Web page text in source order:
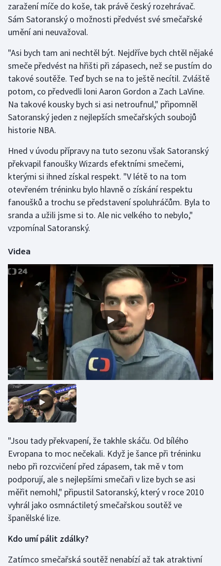
Golf
Gymnastika
Házená
Jezdectví
Judo
Krasobruslení
Lezení
Lyže a snowboard
Moderní pětiboj
Motorsport
Olympijské hry
Parasport
Plavání
Plážový volejbal
Ragby
Rychlobruslení
Rychlostní kanoistika
Short track
Sportovní střelba
Stolní tenis
Triatlon
Veslování
Vodní slalom
Volejbal
zaražení míče do koše, tak právě český rozehrávač.
Sám Satoranský o možnosti předvést své smečařské
umění ani neuvažoval.
"Asi bych tam ani nechtěl být. Nejdříve bych chtěl nějaké
smeče předvést na hřišti při zápasech, než se pustím do
takové soutěže. Teď bych se na to ještě necítil. Zvláště
potom, co předvedli loni Aaron Gordon a Zach LaVine.
Na takové kousky bych si asi netroufnul," připomněl
Satoranský jeden z nejlepších smečařských soubojů
historie NBA.
Hned v úvodu přípravy na tuto sezonu však Satoranský
překvapil fanoušky Wizards efektními smečemi,
kterými si ihned získal respekt. "V létě to na tom
otevřeném tréninku bylo hlavně o získání respektu
fanoušků a trochu se představení spoluhráčům. Byla to
sranda a užili jsme si to. Ale nic velkého to nebylo,"
vzpomínal Satoranský.
Videa
"Jsou tady překvapení, že takhle skáču. Od bílého
Evropana to moc nečekali. Když je šance při tréninku
nebo při rozcvičení před zápasem, tak mě v tom
podporují, ale s nejlepšími smečaři v lize bych se asi
měřit nemohl," připustil Satoranský, který v roce 2010
vyhrál jako osmnáctiletý smečařskou soutěž ve
španělské lize.
Kdo umí pálit zdálky?
Zatímco smečařská soutěž nenabízí až tak atraktivní